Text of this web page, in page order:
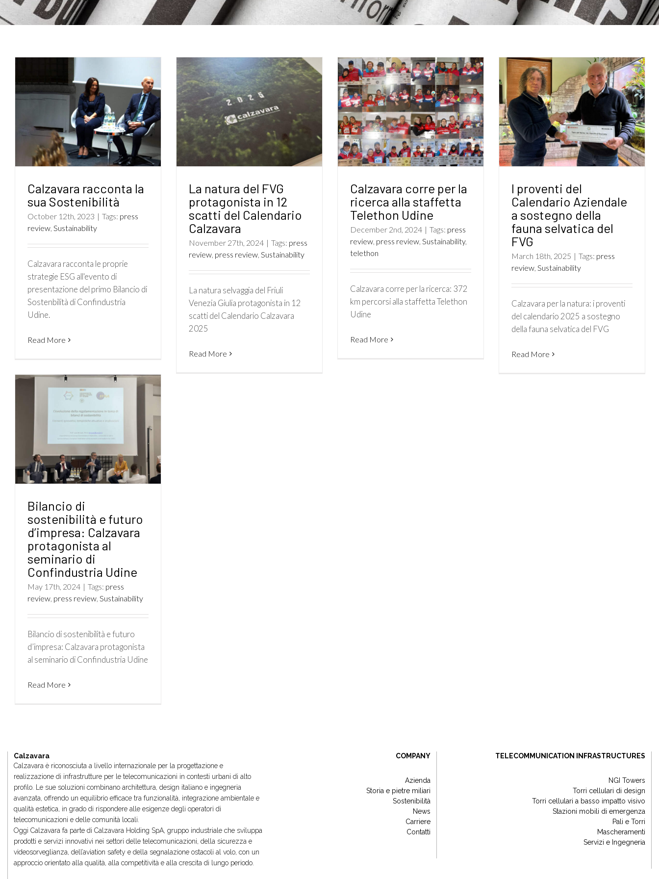
Calzavara racconta la
Calzavara racconta la
sua Sostenibilità
October 12th, 2023 | Tags: press
review, Sustainability
Calzavara racconta le proprie
strategie ESG all'evento di
presentazione del primo Bilancio di
Sostenbilità di Confindustria
Udine.
Read More
La natura del FVG
protagonista in 12
Calzavara
La natura del FVG
protagonista in 12
scatti del Calendario
Calzavara
November 27th, 2024 | Tags: press
review, press review, Sustainability
La natura selvaggia del Friuli
Venezia Giulia protagonista in 12
scatti del Calendario Calzavara
2025
Read More
Calzavara corre per la
ricerca alla staffetta
Telethon Udine
Calzavara corre per la
ricerca alla staffetta
Telethon Udine
December 2nd, 2024 | Tags: press
review, press review, Sustainability,
telethon
Calzavara corre per la ricerca: 372
km percorsi alla staffetta Telethon
Udine
Read More
I proventi del
Calendario Aziendale a
sostegno della fauna
selvatica del FVG
I proventi del
Calendario Aziendale
a sostegno della
fauna selvatica del
FVG
March 18th, 2025 | Tags: press
review, Sustainability
Calzavara per la natura: i proventi
del calendario 2025 a sostegno
della fauna selvatica del FVG
Read More
Bilancio di sostenibilità
Calzavara protagonista
al seminario di
Confindustria Udine
Bilancio di
sostenibilità e futuro
d’impresa: Calzavara
protagonista al
seminario di
Confindustria Udine
May 17th, 2024 | Tags: press
review, press review, Sustainability
Bilancio di sostenibilità e futuro
d’impresa: Calzavara protagonista
al seminario di Confindustria Udine
Read More
Calzavara
Calzavara è riconosciuta a livello internazionale per la progettazione e
realizzazione di infrastrutture per le telecomunicazioni in contesti urbani di alto
profilo. Le sue soluzioni combinano architettura, design italiano e ingegneria
avanzata, offrendo un equilibrio efficace tra funzionalità, integrazione ambientale e
qualità estetica, in grado di rispondere alle esigenze degli operatori di
telecomunicazioni e delle comunità locali.
Oggi Calzavara fa parte di Calzavara Holding SpA, gruppo industriale che sviluppa
prodotti e servizi innovativi nei settori delle telecomunicazioni, della sicurezza e
videosorveglianza, dell’aviation safety e della segnalazione ostacoli al volo, con un
approccio orientato alla qualità, alla competitività e alla crescita di lungo periodo.
COMPANY
Azienda
Storia e pietre miliari
Sostenibilità
News
Carriere
Contatti
TELECOMMUNICATION INFRASTRUCTURES
NGI Towers
Torri cellulari di design
Torri cellulari a basso impatto visivo
Stazioni mobili di emergenza
Pali e Torri
Mascheramenti
Servizi e Ingegneria